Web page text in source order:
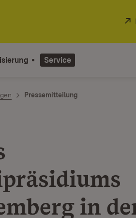
Service
Pressemitteilung
in